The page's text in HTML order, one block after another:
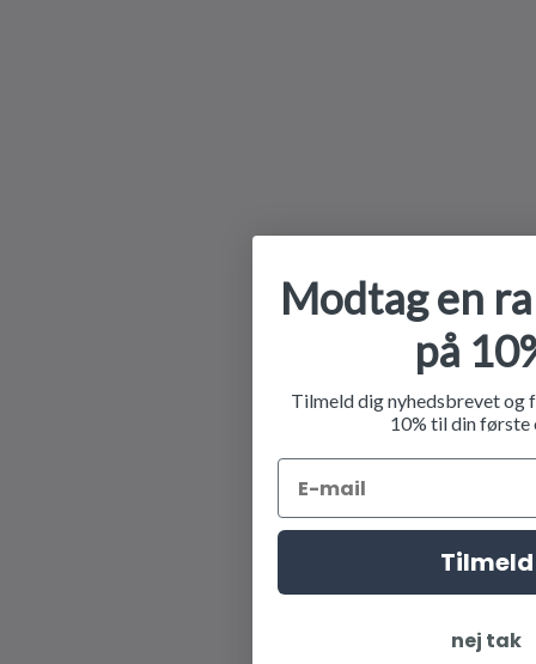
Modtag en
på
Tilmeld dig nyhedsbrevet og
10% til din første
Tilmeld
nej tak